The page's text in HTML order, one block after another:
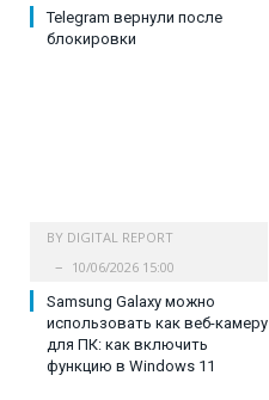
Telegram вернули после
блокировки
BY DIGITAL REPORT
10/06/2026 15:00
Samsung Galaxy можно
использовать как веб-камеру
для ПК: как включить
функцию в Windows 11